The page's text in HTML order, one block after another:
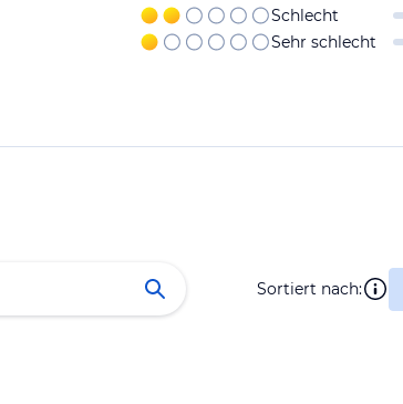
Schlecht
Sehr schlecht
Sortiert nach: